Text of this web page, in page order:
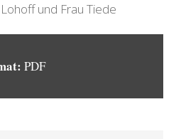
und Frau Tiede
PDF